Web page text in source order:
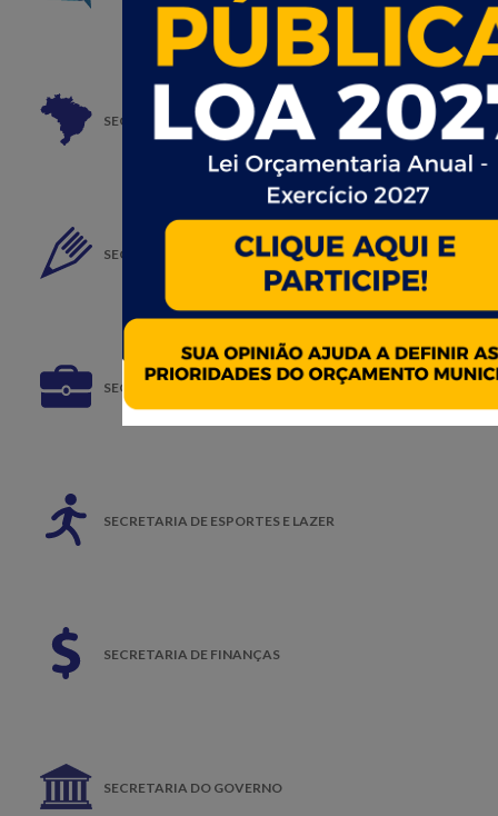
SECRETARIA DE CULTURA E TURISMO
SECRETARIA DE EDUCAÇÃO
SECRETARIA DE EMPREGO E RELAÇÕES DO TRABALHO
SECRETARIA DE ESPORTES E LAZER
SECRETARIA DE FINANÇAS
SECRETARIA DO GOVERNO